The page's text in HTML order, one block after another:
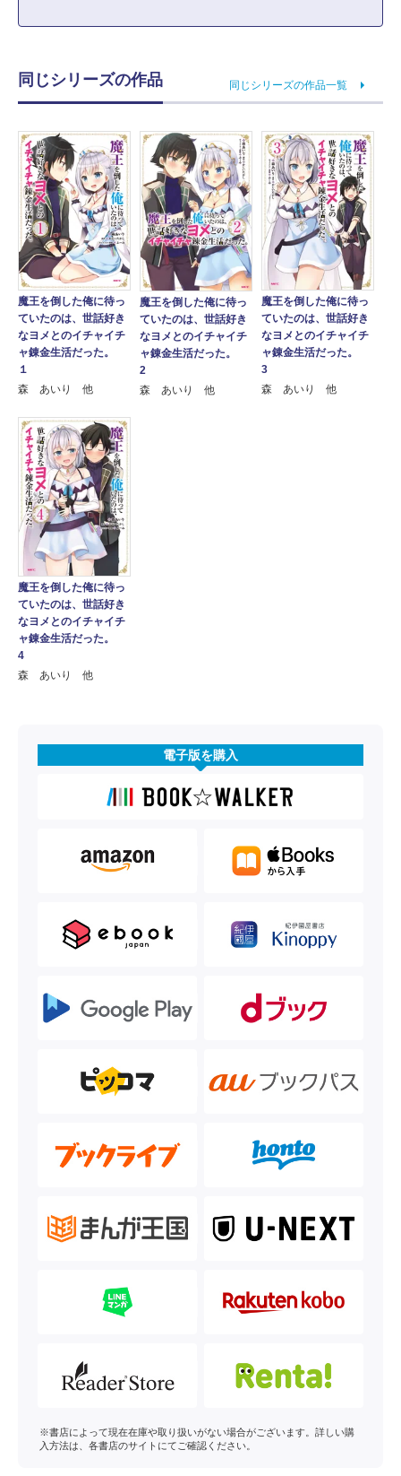
同じシリーズの作品 同じシリーズの作品一覧
魔王を倒した俺に待っ
ていたのは、世話好き
なヨメとのイチャイチ
ャ錬金生活だった。
１
森 あいり 他
魔王を倒した俺に待っ
ていたのは、世話好き
なヨメとのイチャイチ
ャ錬金生活だった。
2
森 あいり 他
魔王を倒した俺に待っ
ていたのは、世話好き
なヨメとのイチャイチ
ャ錬金生活だった。
3
森 あいり 他
魔王を倒した俺に待っ
ていたのは、世話好き
なヨメとのイチャイチ
ャ錬金生活だった。
4
森 あいり 他
電子版を購入
※書店によって現在在庫や取り扱いがない場合がございます。詳しい購
入方法は、各書店のサイトにてご確認ください。